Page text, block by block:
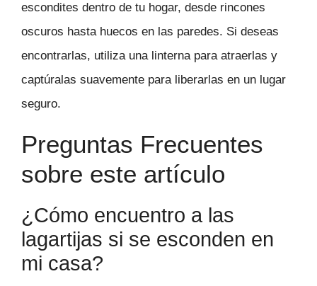
escondites dentro de tu hogar, desde rincones
oscuros hasta huecos en las paredes. Si deseas
encontrarlas, utiliza una linterna para atraerlas y
captúralas suavemente para liberarlas en un lugar
seguro.
Preguntas Frecuentes
sobre este artículo
¿Cómo encuentro a las
lagartijas si se esconden en
mi casa?